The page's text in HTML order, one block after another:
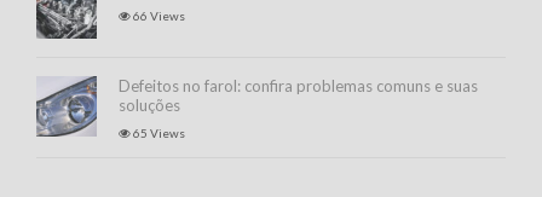
66 Views
Defeitos no farol: confira problemas comuns e suas
soluções
65 Views